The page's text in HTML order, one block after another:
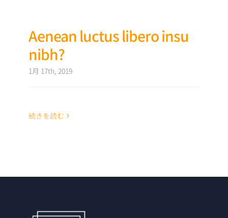
Aenean luctus libero insu
nibh?
1月 17th, 2019
続きを読む